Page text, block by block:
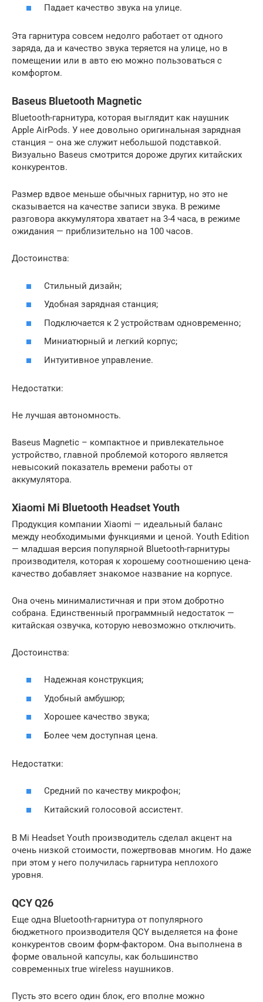
Падает качество звука на улице.
Эта гарнитура совсем недолго работает от одного
заряда, да и качество звука теряется на улице, но в
помещении или в авто ею можно пользоваться с
комфортом.
Baseus Bluetooth Magnetic
Bluetooth-гарнитура, которая выглядит как наушник
Apple AirPods. У нее довольно оригинальная зарядная
станция – она же служит небольшой подставкой.
Визуально Baseus смотрится дороже других китайских
конкурентов.
Размер вдвое меньше обычных гарнитур, но это не
сказывается на качестве записи звука. В режиме
разговора аккумулятора хватает на 3-4 часа, в режиме
ожидания — приблизительно на 100 часов.
Достоинства:
Стильный дизайн;
Удобная зарядная станция;
Подключается к 2 устройствам одновременно;
Миниатюрный и легкий корпус;
Интуитивное управление.
Недостатки:
Не лучшая автономность.
Baseus Magnetic – компактное и привлекательное
устройство, главной проблемой которого является
невысокий показатель времени работы от
аккумулятора.
Xiaomi Mi Bluetooth Headset Youth
Продукция компании Xiaomi — идеальный баланс
между необходимыми функциями и ценой. Youth Edition
— младшая версия популярной Bluetooth-гарнитуры
производителя, которая к хорошему соотношению цена-
качество добавляет знакомое название на корпусе.
Она очень минималистичная и при этом добротно
собрана. Единственный программный недостаток —
китайская озвучка, которую невозможно отключить.
Достоинства:
Надежная конструкция;
Удобный амбушюр;
Хорошее качество звука;
Более чем доступная цена.
Недостатки:
Средний по качеству микрофон;
Китайский голосовой ассистент.
В Mi Headset Youth производитель сделал акцент на
очень низкой стоимости, пожертвовав многим. Но даже
при этом у него получилась гарнитура неплохого
уровня.
QCY Q26
Еще одна Bluetooth-гарнитура от популярного
бюджетного производителя QCY выделяется на фоне
конкурентов своим форм-фактором. Она выполнена в
форме овальной капсулы, как большинство
современных true wireless наушников.
Пусть это всего один блок, его вполне можно